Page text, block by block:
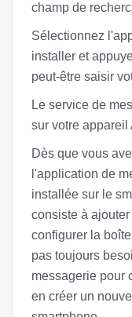
champ de
Sélectionnez
installer et
peut-être saisir
Le service de
sur votre appareil
Dès que vous
l'application de
installée sur le
consiste à
configurer la
pas toujours
messagerie pour
en créer un